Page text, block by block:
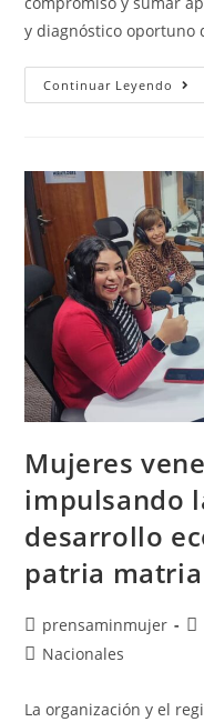
y diagnóstico oportuno
Continuar Leyendo
Mujeres
impulsando
desarrollo
patria matria
prensaminmujer
Nacionales
La organización y el